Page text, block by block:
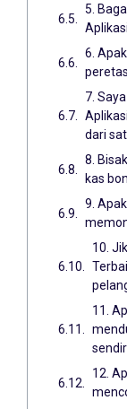
5.
6.
7.
dari
8.
kas
9.
10.
11.
12.